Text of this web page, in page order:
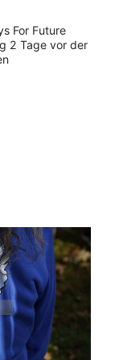
For Future
2 Tage vor der